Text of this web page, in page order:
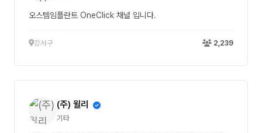
오스템임플란트 OneClick 채널 입니다.
강서구 2,239
(주) 윌리
기타